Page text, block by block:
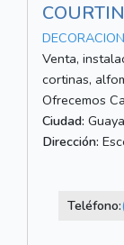
DECORACION
Venta,
cortinas,
Ofrecemos
Ciudad:
Dirección:
Teléfono: